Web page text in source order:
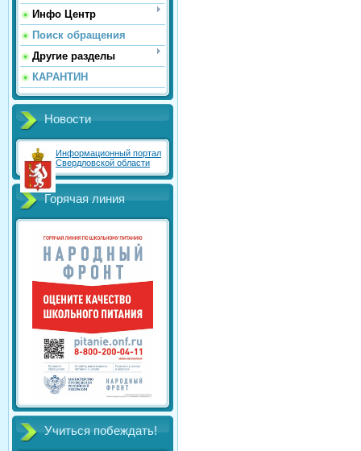
Инфо Центр
Поиск обращения
Другие разделы
КАРАНТИН
Новости
Информационный портал
Свердловской области
Горячая линия
Учиться побеждать!